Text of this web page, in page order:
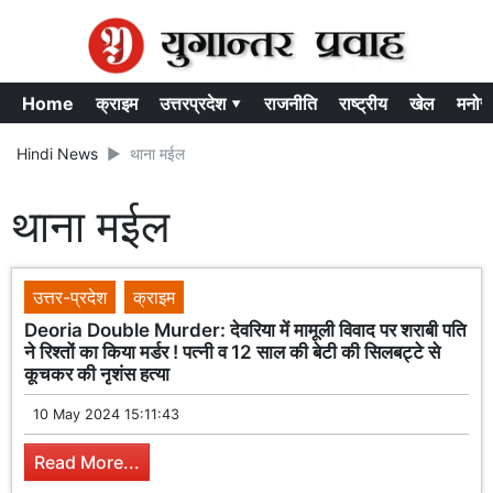
Home क्राइम उत्तरप्रदेश ▾ राजनीति राष्ट्रीय खेल
Hindi News थाना मईल
थाना मईल
उत्तर-प्रदेश
क्राइम
Deoria Double Murder: देवरिया में मामूली विवाद पर शराबी पति
ने रिश्तों का किया मर्डर ! पत्नी व 12 साल की बेटी की सिलबट्टे से
कूचकर की नृशंस हत्या
10 May 2024 15:11:43
Read More...